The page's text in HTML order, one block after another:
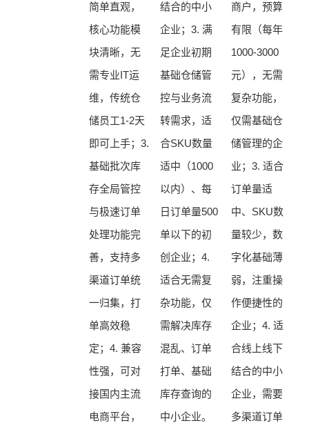
简单直观，
核心功能模
块清晰，无
需专业IT运
维，传统仓
储员工1-2天
即可上手；3.
基础批次库
存全局管控
与极速订单
处理功能完
善，支持多
渠道订单统
一归集，打
单高效稳
定；4. 兼容
性强，可对
接国内主流
电商平台，
结合的中小
企业；3. 满
足企业初期
基础仓储管
控与业务流
转需求，适
合SKU数量
适中（1000
以内）、每
日订单量500
单以下的初
创企业；4.
适合无需复
杂功能，仅
需解决库存
混乱、订单
打单、基础
库存查询的
中小企业。
商户，预算
有限（每年
1000-3000
元），无需
复杂功能，
仅需基础仓
储管理的企
业；3. 适合
订单量适
中、SKU数
量较少，数
字化基础薄
弱，注重操
作便捷性的
企业；4. 适
合线上线下
结合的中小
企业，需要
多渠道订单